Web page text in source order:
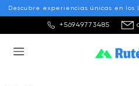
+56949773485
Descubre experiencias únicas en los